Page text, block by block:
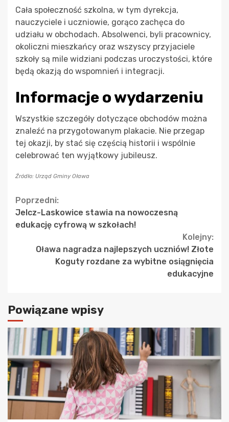
Cała społeczność szkolna, w tym dyrekcja,
nauczyciele i uczniowie, gorąco zachęca do
udziału w obchodach. Absolwenci, byli pracownicy,
okoliczni mieszkańcy oraz wszyscy przyjaciele
szkoły są mile widziani podczas uroczystości, które
będą okazją do wspomnień i integracji.
Informacje o wydarzeniu
Wszystkie szczegóły dotyczące obchodów można
znaleźć na przygotowanym plakacie. Nie przegap
tej okazji, by stać się częścią historii i wspólnie
celebrować ten wyjątkowy jubileusz.
Źródło: Urząd Gminy Oława
Continue
Reading
Poprzedni:
Jelcz-Laskowice stawia na nowoczesną
edukację cyfrową w szkołach!
Kolejny:
Oława nagradza najlepszych uczniów! Złote
Koguty rozdane za wybitne osiągnięcia
edukacyjne
Powiązane wpisy